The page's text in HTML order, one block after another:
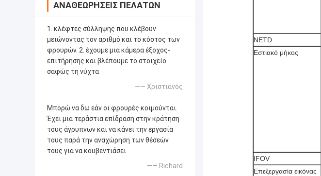
ΑΝΑΘΕΩΡΉΣΕΙΣ ΠΕΛΑΤΏΝ
1. κλέφτες σύλληψης που κλέβουν
μειώνοντας τον αριθμό και το κόστος των
φρουρών. 2. έχουμε μια κάμερα έξοχος-
επιτήρησης και βλέπουμε το στοιχείο
σαφώς τη νύχτα
—— Χριστιανός
Μπορώ να δω εάν οι φρουρές κοιμούνται.
Έχει μια τεράστια επίδραση στην κράτηση
τους άγρυπνων και να κάνει την εργασία
τους παρά την αναχώρηση των θέσεών
τους για να κουβεντιάσει
—— Richard
NETD
Εστιακό μήκος
IFOV
Επεξεργασία εικόνας